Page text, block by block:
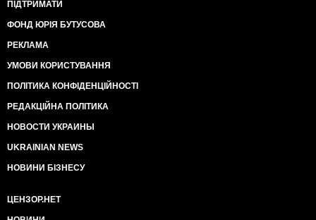
ПІДТРИМАТИ
ФОНД ЮРІЯ БУТУСОВА
РЕКЛАМА
УМОВИ КОРИСТУВАННЯ
ПОЛІТИКА КОНФІДЕНЦІЙНОСТІ
РЕДАКЦІЙНА ПОЛІТИКА
НОВОСТИ УКРАИНЫ
UKRAINIAN NEWS
НОВИНИ БІЗНЕСУ
ЦЕНЗОР.НЕТ